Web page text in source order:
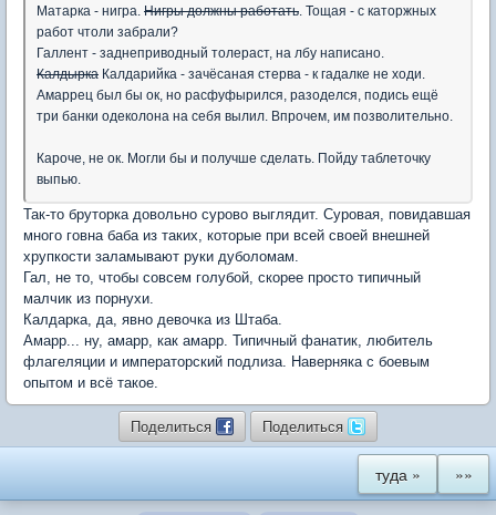
Матарка - нигра. Нигры должны работать. Тощая - с каторжных
работ чтоли забрали?
Галлент - заднеприводный толераст, на лбу написано.
Калдырка Калдарийка - зачёсаная стерва - к гадалке не ходи.
Амаррец был бы ок, но расфуфырился, разоделся, подись ещё
три банки одеколона на себя вылил. Впрочем, им позволительно.
Кароче, не ок. Могли бы и получше сделать. Пойду таблеточку
выпью.
Так-то бруторка довольно сурово выглядит. Суровая, повидавшая
много говна баба из таких, которые при всей своей внешней
хрупкости заламывают руки дуболомам.
Гал, не то, чтобы совсем голубой, скорее просто типичный
малчик из порнухи.
Калдарка, да, явно девочка из Штаба.
Амарр... ну, амарр, как амарр. Типичный фанатик, любитель
флагеляции и императорский подлиза. Наверняка с боевым
опытом и всё такое.
Поделиться Поделиться
»»
туда »